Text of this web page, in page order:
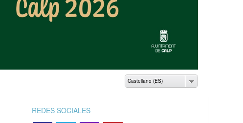
Castellano (ES)
REDES SOCIALES